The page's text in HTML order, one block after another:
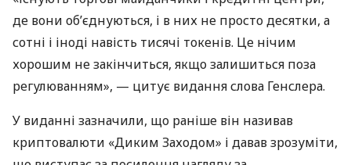
де вони об’єднуються, і в них не просто десятки, а
сотні і іноді навість тисячі токенів. Це нічим
хорошим не закінчиться, якщо залишиться поза
регулюванням», — цитує видання слова Генслера.
У виданні зазначили, що раніше він називав
криптовалюти «Диким Заходом» і давав зрозуміти,